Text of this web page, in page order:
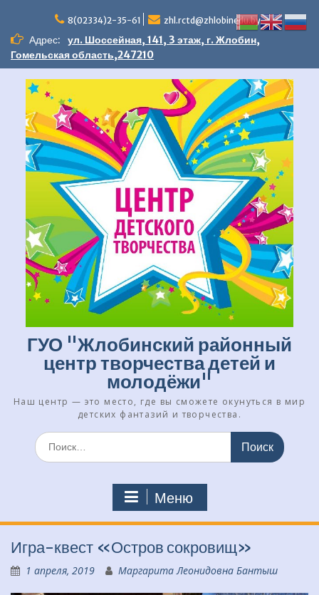
содержимому
8(02334)2-35-61 zhl.rctd@zhlobinedu.by
Адрес:
ул. Шоссейная, 141, 3 этаж, г. Жлобин,
Гомельская область,247210
ГУО "Жлобинский районный
центр творчества детей и
молодёжи"
Наш центр — это место, где вы сможете окунуться в мир
детских фантазий и творчества.
Искать:
Меню
Игра-квест «Остров сокровищ»
1 апреля, 2019 Маргарита Леонидовна Бантыш